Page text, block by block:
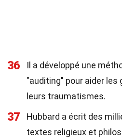
36
Il a développé une
"auditing" pour aider les
leurs traumatismes.
37
Hubbard a écrit des
textes religieux et